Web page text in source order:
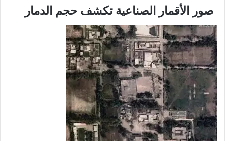
صور الأقمار الصناعية تكشف حجم الدمار